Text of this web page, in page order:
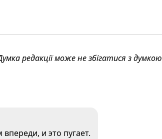
редакції може не збігатися з думкою
и это пугает.